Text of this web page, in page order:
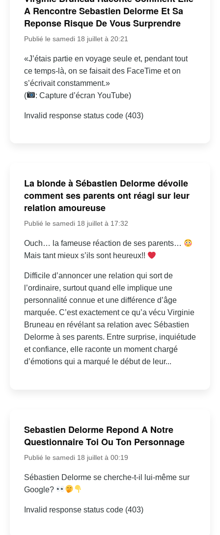
A Rencontre Sebastien Delorme Et Sa
Reponse Risque De Vous Surprendre
Publié le samedi 18 juillet à 20:21
«J’étais partie en voyage seule et, pendant tout
ce temps-là, on se faisait des FaceTime et on
s’écrivait constamment.»
(
: Capture d’écran YouTube)
Invalid response status code (403)
La blonde à Sébastien Delorme dévoile
comment ses parents ont réagi sur leur
relation amoureuse
Publié le samedi 18 juillet à 17:32
Ouch… la fameuse réaction de ses parents…
Mais tant mieux s’ils sont heureux!!
Difficile d’annoncer une relation qui sort de
l’ordinaire, surtout quand elle implique une
personnalité connue et une différence d’âge
marquée. C’est exactement ce qu’a vécu Virginie
Bruneau en révélant sa relation avec Sébastien
Delorme à ses parents. Entre surprise, inquiétude
et confiance, elle raconte un moment chargé
d’émotions qui a marqué le début de leur...
Sebastien Delorme Repond A Notre
Questionnaire Toi Ou Ton Personnage
Publié le samedi 18 juillet à 00:19
Sébastien Delorme se cherche-t-il lui-même sur
Google?
Invalid response status code (403)